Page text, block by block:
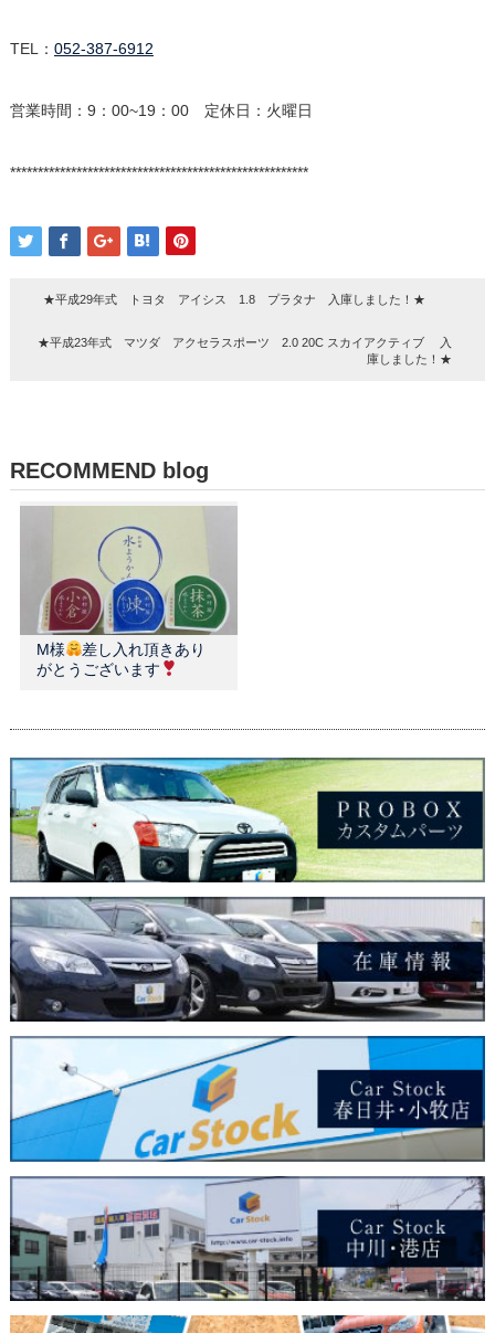
TEL： 052-387-6912
営業時間：9：00~19：00 定休日：火曜日
******************************************************
★平成29年式 トヨタ アイシス 1.8 プラタナ 入庫しました！★
★平成23年式 マツダ アクセラスポーツ 2.0 20C スカイアクティブ 入
庫しました！★
RECOMMEND blog
M様
差し入れ頂きあり
がとうございます